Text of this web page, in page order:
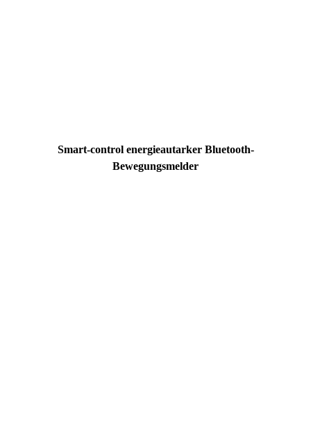
Smart-control energieautarker Bluetooth-
Bewegungsmelder